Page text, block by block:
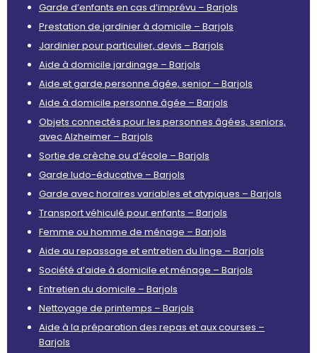
Garde d’enfants en cas d’imprévu – Barjols
Prestation de jardinier à domicile – Barjols
Jardinier pour particulier, devis – Barjols
Aide à domicile jardinage – Barjols
Aide et garde personne âgée, senior – Barjols
Aide à domicile personne âgée – Barjols
Objets connectés pour les personnes âgées, seniors,
avec Alzheimer – Barjols
Sortie de crèche ou d’école – Barjols
Garde ludo-éducative – Barjols
Garde avec horaires variables et atypiques – Barjols
Transport véhiculé pour enfants – Barjols
Femme ou homme de ménage – Barjols
Aide au repassage et entretien du linge – Barjols
Société d’aide à domicile et ménage – Barjols
Entretien du domicile – Barjols
Nettoyage de printemps – Barjols
Aide à la préparation des repas et aux courses –
Barjols